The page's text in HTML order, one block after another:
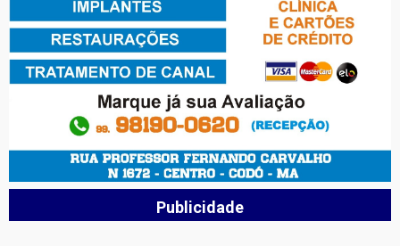
Publicidade